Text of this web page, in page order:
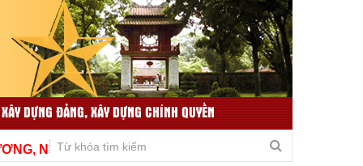
DỰNG ĐẢNG, XÂY DỰNG CHÍNH QUYỀN
TỨC LIÊN QUAN
THƯ VIỆN VIDEO
NÂNG CAO CHẤT LƯỢNG, THÍCH ỨNG KỊP THỜI VÌ